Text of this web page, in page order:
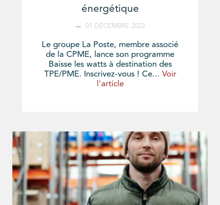
énergétique
01 DÉCEMBRE 2022
Le groupe La Poste, membre associé
de la CPME, lance son programme
Baisse les watts à destination des
TPE/PME. Inscrivez-vous ! Ce... Voir
l'article